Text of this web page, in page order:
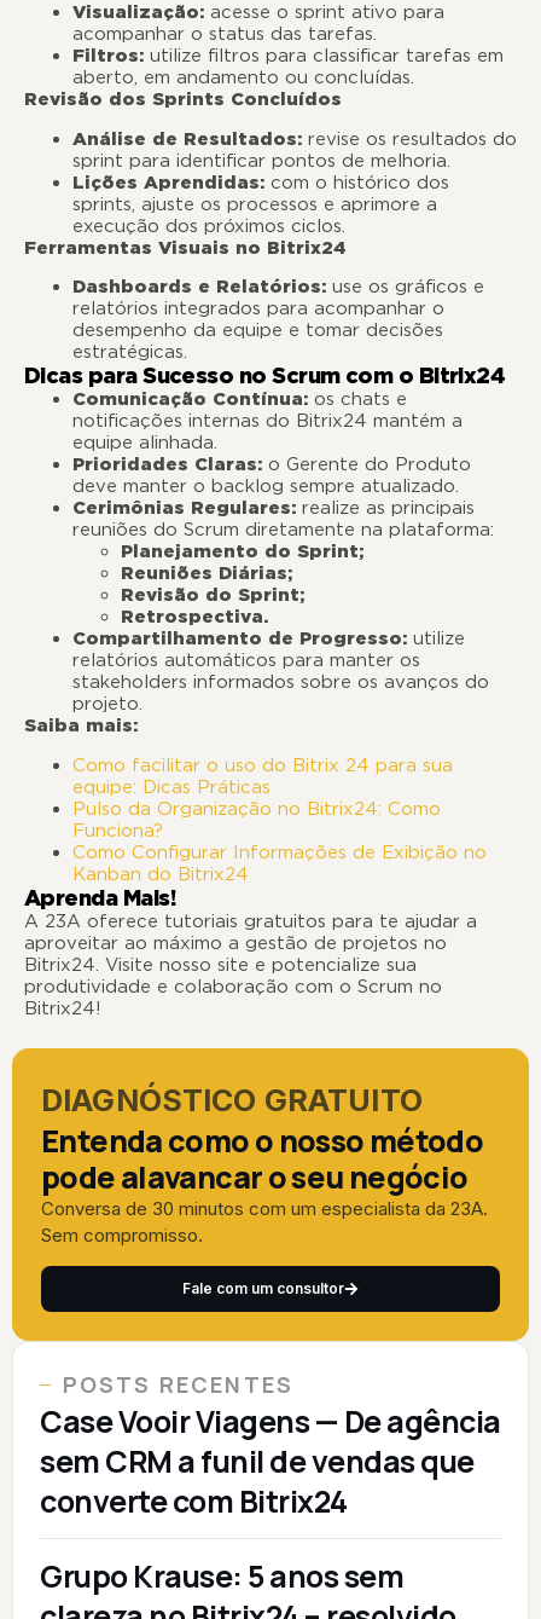
Visualização: acesse o sprint ativo para
acompanhar o status das tarefas.
Filtros: utilize filtros para classificar tarefas em
aberto, em andamento ou concluídas.
Revisão dos Sprints Concluídos
Análise de Resultados: revise os resultados do
sprint para identificar pontos de melhoria.
Lições Aprendidas: com o histórico dos
sprints, ajuste os processos e aprimore a
execução dos próximos ciclos.
Ferramentas Visuais no Bitrix24
Dashboards e Relatórios: use os gráficos e
relatórios integrados para acompanhar o
desempenho da equipe e tomar decisões
estratégicas.
Dicas para Sucesso no Scrum com o Bitrix24
Comunicação Contínua: os chats e
notificações internas do Bitrix24 mantém a
equipe alinhada.
Prioridades Claras: o Gerente do Produto
deve manter o backlog sempre atualizado.
Cerimônias Regulares: realize as principais
reuniões do Scrum diretamente na plataforma:
Planejamento do Sprint;
Reuniões Diárias;
Revisão do Sprint;
Retrospectiva.
Compartilhamento de Progresso: utilize
relatórios automáticos para manter os
stakeholders informados sobre os avanços do
projeto.
Saiba mais:
Como facilitar o uso do Bitrix 24 para sua
equipe: Dicas Práticas
Pulso da Organização no Bitrix24: Como
Funciona?
Como Configurar Informações de Exibição no
Kanban do Bitrix24
Aprenda Mais!
A 23A oferece tutoriais gratuitos para te ajudar a
aproveitar ao máximo a gestão de projetos no
Bitrix24. Visite nosso site e potencialize sua
produtividade e colaboração com o Scrum no
Bitrix24!
DIAGNÓSTICO GRATUITO
Entenda como o nosso método
pode alavancar o seu negócio
Conversa de 30 minutos com um especialista da 23A.
Sem compromisso.
Fale com um consultor
POSTS RECENTES
Case Vooir Viagens — De agência
sem CRM a funil de vendas que
converte com Bitrix24
Grupo Krause: 5 anos sem